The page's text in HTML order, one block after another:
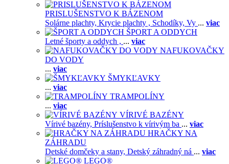
PRISLUŠENSTVO K BÁZENOM
Solárne plachty, Krycie plachty , Schodíky, Vy ... viac
ŠPORT A ODDYCH
Letné športy a oddych , ... viac
NAFUKOVAČKY
DO VODY
... viac
ŠMYKĽAVKY
... viac
TRAMPOLÍNY
... viac
VÍRIVÉ BAZÉNY
Vírivé bazény, Príslušenstvo k vírivým ba ... viac
HRAČKY NA
ZÁHRADU
Detské domčeky a stany, Detský záhradný ná ... viac
LEGO®